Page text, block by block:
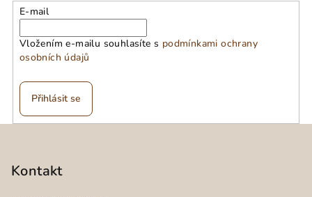
E-mail
Vložením e-mailu souhlasíte s podmínkami ochrany
osobních údajů
Přihlásit se
Kontakt